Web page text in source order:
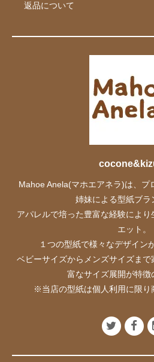
返品について
Mahoe Anela(マホエアネラ)は、プ
姉妹による型紙ブラ
アパレルで培った豊富な経験によ
エット。
１つの型紙で様々なデザイン
ベビーサイズからメンズサイズま
富なサイズ展開が特徴
※当店の型紙は個人利用に限り